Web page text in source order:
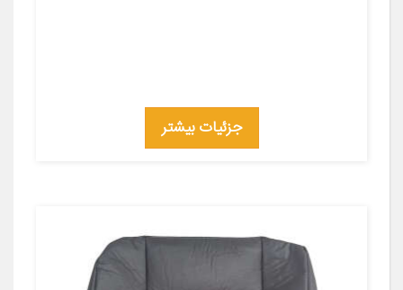
جزئیات بیشتر